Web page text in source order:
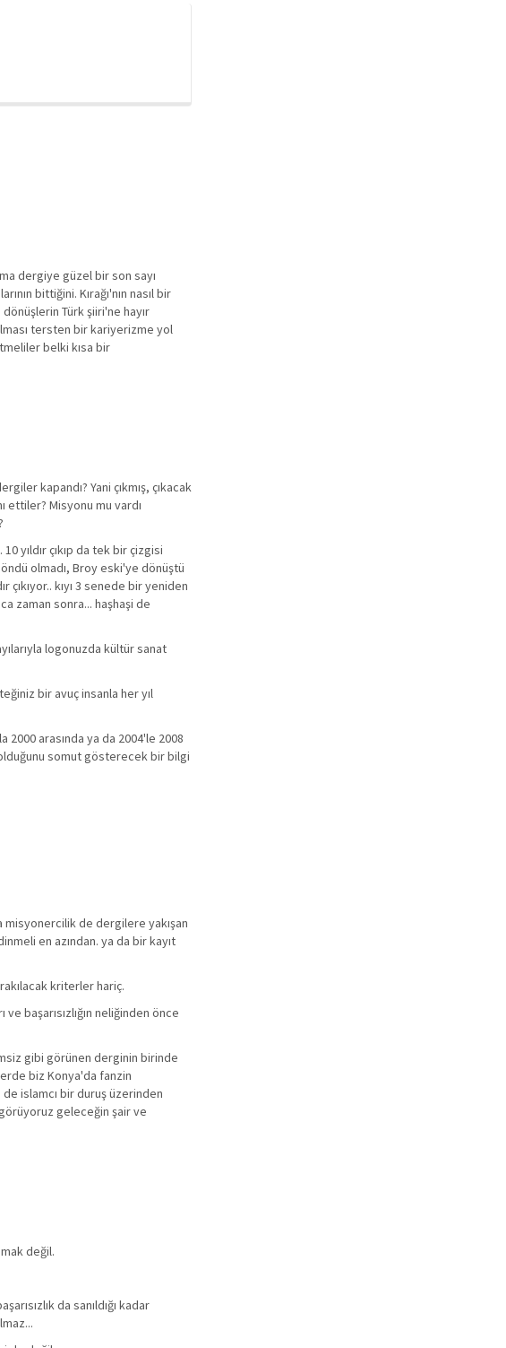
dergiye güzel bir son sayı
bittiğini. Kırağı'nın nasıl bir
Türk şiiri'ne hayır
tersten bir kariyerizme yol
belki kısa bir
kapandı? Yani çıkmış, çıkacak
ettiler? Misyonu mu vardı
yıldır çıkıp da tek bir çizgisi
olmadı, Broy eski'ye dönüştü
çıkıyor.. kıyı 3 senede bir yeniden
zaman sonra... haşhaşi de
logonuzda kültür sanat
bir avuç insanla her yıl
2000 arasında ya da 2004'le 2008
olduğunu somut gösterecek bir bilgi
misyonercilik de dergilere yakışan
en azından. ya da bir kayıt
kriterler hariç.
başarısızlığın neliğinden önce
gibi görünen derginin birinde
biz Konya'da fanzin
islamcı bir duruş üzerinden
görüyoruz geleceğin şair ve
değil.
da sanıldığı kadar